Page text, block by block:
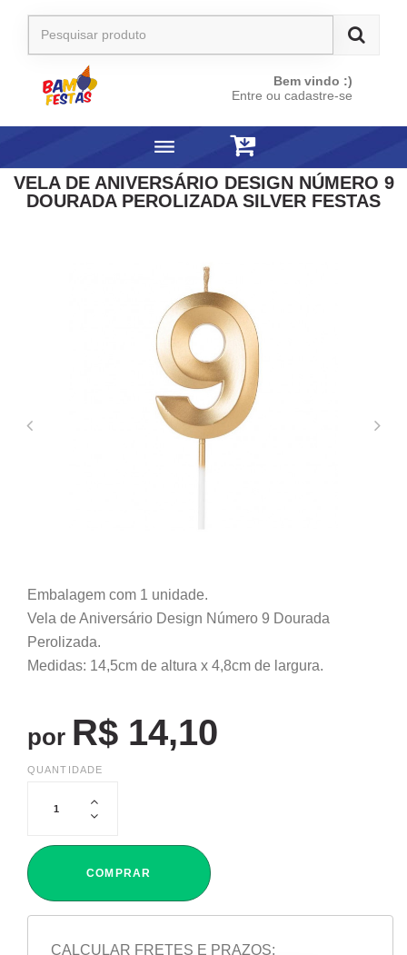
Bem vindo :)
Entre ou cadastre-se
VELA DE ANIVERSÁRIO DESIGN NÚMERO 9
DOURADA PEROLIZADA SILVER FESTAS
Embalagem com 1 unidade.
Vela de Aniversário Design Número 9 Dourada
Perolizada.
Medidas: 14,5cm de altura x 4,8cm de largura.
por R$ 14,10
QUANTIDADE
COMPRAR
CALCULAR FRETES E PRAZOS: